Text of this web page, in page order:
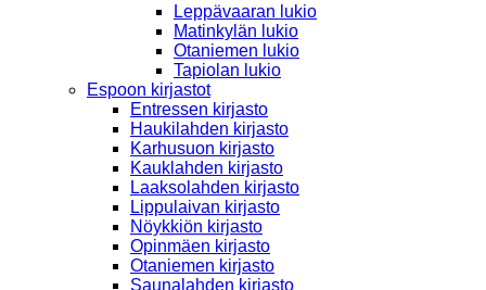
Leppävaaran lukio
Matinkylän lukio
Otaniemen lukio
Tapiolan lukio
Espoon kirjastot
Entressen kirjasto
Haukilahden kirjasto
Karhusuon kirjasto
Kauklahden kirjasto
Laaksolahden kirjasto
Lippulaivan kirjasto
Nöykkiön kirjasto
Opinmäen kirjasto
Otaniemen kirjasto
Saunalahden kirjasto